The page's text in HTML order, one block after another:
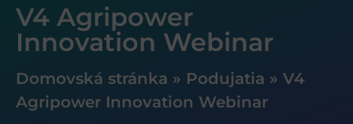
V4 Agripower
Innovation Webinar
Domovská stránka » Podujatia » V4
Agripower Innovation Webinar